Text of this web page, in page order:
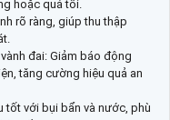
hoặc quá tối.
rõ ràng, giúp thu thập
đai: Giảm báo động
tăng cường hiệu quả an
tốt với bụi bẩn và nước, phù